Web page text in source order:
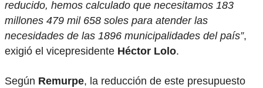
reducido, hemos calculado que necesitamos 183
millones 479 mil 658 soles para atender las
necesidades de las 1896 municipalidades del país”,
exigió el vicepresidente Héctor Lolo.
Según Remurpe, la reducción de este presupuesto